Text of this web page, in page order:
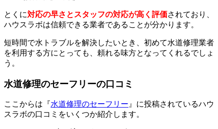
とくに対応の早さとスタッフの対応が高く評価されており、
ハウスラボは信頼できる業者であることが分かります。
短時間で水トラブルを解決したいとき、初めて水道修理業者
を利用する方にとっても、頼れる味方となってくれるでしょ
う。
水道修理のセーフリーの口コミ
ここからは『水道修理のセーフリー 』に投稿されているハウ
スラボの口コミをいくつか紹介します。